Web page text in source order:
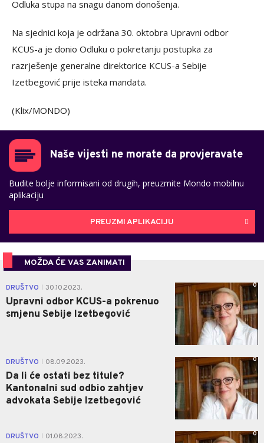
Odluka stupa na snagu danom donošenja.
Na sjednici koja je održana 30. oktobra Upravni odbor
KCUS-a je donio Odluku o pokretanju postupka za
razrješenje generalne direktorice KCUS-a Sebije
Izetbegović prije isteka mandata.
(Klix/MONDO)
Naše vijesti ne morate da provjeravate
Budite bolje informisani od drugih, preuzmite Mondo mobilnu
aplikaciju
PREUZMI APLIKACIJU
MOŽDA ĆE VAS ZANIMATI
DRUŠTVO 30.10.2023.
Upravni odbor KCUS-a pokrenuo
smjenu Sebije Izetbegović
0
DRUŠTVO 08.09.2023.
Da li će ostati bez titule?
Kantonalni sud odbio zahtjev
advokata Sebije Izetbegović
0
DRUŠTVO 01.08.2023. 0